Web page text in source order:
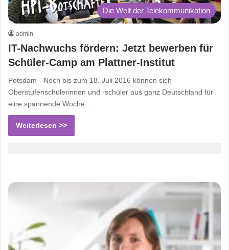
Die Welt der Telekommunikation
admin
IT-Nachwuchs fördern: Jetzt bewerben für
Schüler-Camp am Plattner-Institut
Potsdam - Noch bis zum 18. Juli 2016 können sich
Oberstufenschülerinnen und -schüler aus ganz Deutschland für
eine spannende Woche…
Weiterlesen >>